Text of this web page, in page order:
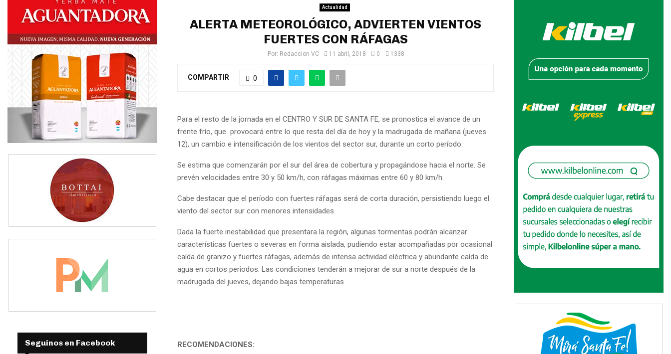
Actualidad
ALERTA METEOROLÓGICO, ADVIERTEN VIENTOS
FUERTES CON RÁFAGAS
Por: Redaccion VC 11 abril, 2018 0 1338
COMPARTIR 0
Para el resto de la jornada en el CENTRO Y SUR DE SANTA FE, se pronostica el avance de un
frente frío, que provocará entre lo que resta del día de hoy y la madrugada de mañana (jueves
12), un cambio e intensificación de los vientos del sector sur, durante un corto período.
Se estima que comenzarán por el sur del área de cobertura y propagándose hacia el norte. Se
prevén velocidades entre 30 y 50 km/h, con ráfagas máximas entre 60 y 80 km/h.
Cabe destacar que el período con fuertes ráfagas será de corta duración, persistiendo luego el
viento del sector sur con menores intensidades.
Dada la fuerte inestabilidad que presentara la región, algunas tormentas podrán alcanzar
características fuertes o severas en forma aislada, pudiendo estar acompañadas por ocasional
caída de granizo y fuertes ráfagas, además de intensa actividad eléctrica y abundante caída de
agua en cortos periodos. Las condiciones tenderán a mejorar de sur a norte después de la
madrugada del jueves, dejando bajas temperaturas.
RECOMENDACIONES:
Seguinos en Facebook